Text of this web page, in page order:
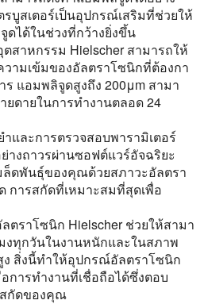
บูสเตอร์เป็นอุปกรณ์เสริมที่ช่วยให้
ดได้ในช่วงที่กว้างยิ่งขึ้น
สาหกรรม Hielscher สามารถให้
ามเข้มของอัลตราโซนิกที่ต้องกา
แอมพลิจูดสูงถึง 200μm สามา
ยดายในการทํางานตลอด 24
และการตรวจสอบพารามิเตอร์
างถาวรผ่านซอฟต์แวร์อัจฉริยะ
ดพันธุ์ของคุณด้วยสภาวะอัลตรา
ารสกัดที่เหมาะสมที่สุดเพื่อ
ราโซนิก Hielscher ช่วยให้สามา
งทุกวันในงานหนักและในสภาพ
สิ่งนี้ทําให้อุปกรณ์อัลตราโซนิก
การทํางานที่เชื่อถือได้ซึ่งตอบ
กัดของคุณ